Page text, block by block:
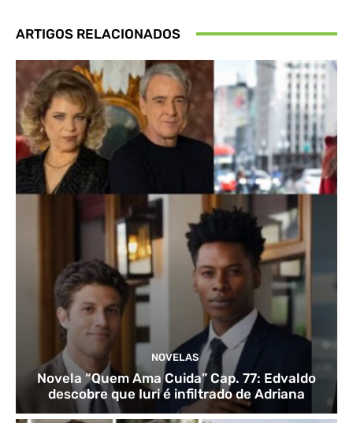
ARTIGOS RELACIONADOS
NOVELAS
Novela “Quem Ama Cuida” Cap. 77: Edvaldo
descobre que Iuri é infiltrado de Adriana